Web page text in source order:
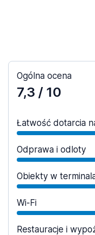
Ogólna ocena
7,3 / 10
Łatwość dotarcia
Odprawa i odloty
Obiekty w
Wi-Fi
Restauracje i